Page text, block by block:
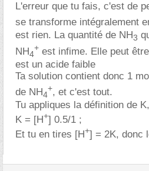
L'erreur que tu fais, c'est de
se transforme intégralement
est rien. La quantité de NH3
NH4
+ est infime. Elle peut
est un acide faible
Ta solution contient donc 1
de NH4
+, et c'est tout.
Tu appliques la définition de
K = [H+] 0.5/1 ;
Et tu en tires [H+] = 2K, donc